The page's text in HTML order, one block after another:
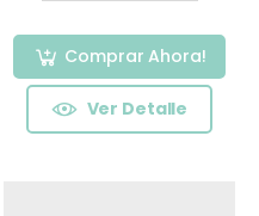
Comprar Ahora!
Ver Detalle